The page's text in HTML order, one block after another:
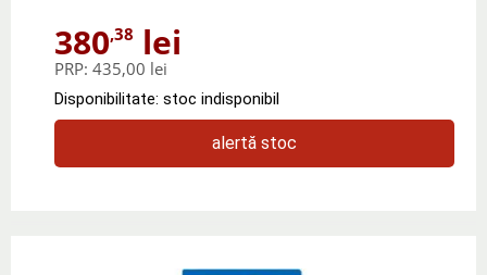
380,38 lei
PRP: 435,00 lei
Disponibilitate: stoc indisponibil
alertă stoc